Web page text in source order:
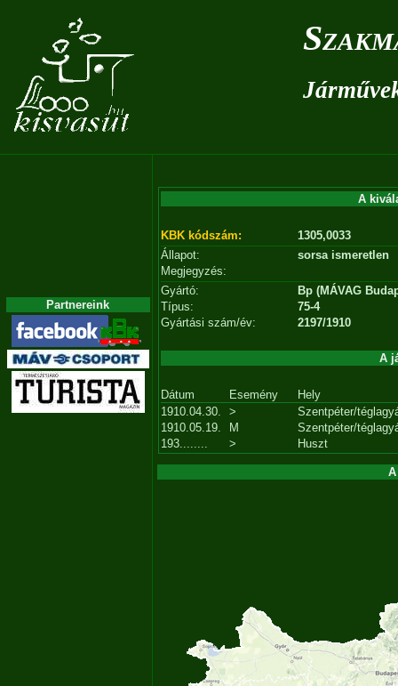
Partnereink
A
KBK kódszám:
1305,0033
Állapot:
sorsa ismeretlen
Megjegyzés:
Gyártó:
Bp (MÁVAG
Típus:
75-4
Gyártási szám/év:
2197/1910
A
Dátum Esemény
Hely
1910.04.30.
>
Szentpéter/
1910.05.19.
M
Szentpéter/
193........
> Huszt